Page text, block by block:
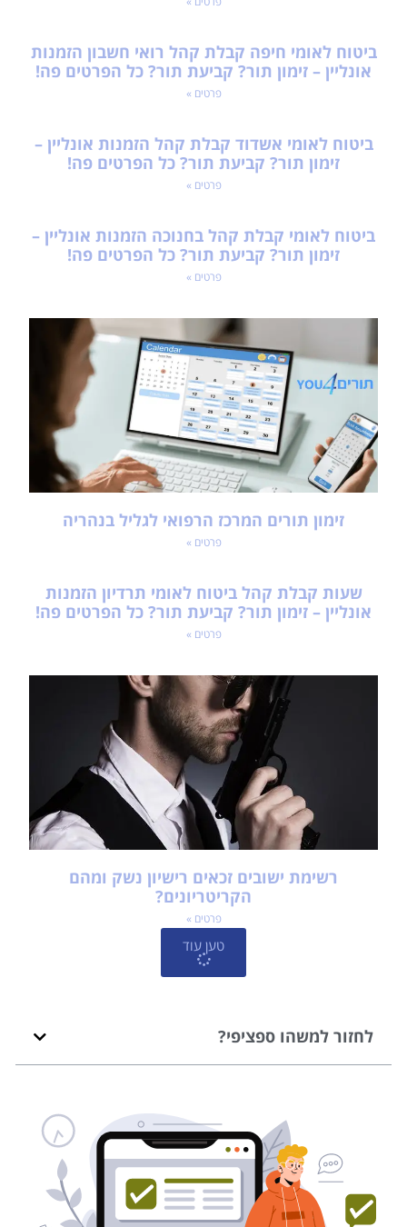
ביטוח לאומי חיפה קבלת קהל רואי חשבון הזמנות
אונליין – זימון תור? קביעת תור? כל הפרטים פה!
פרטים »
ביטוח לאומי אשדוד קבלת קהל הזמנות אונליין –
זימון תור? קביעת תור? כל הפרטים פה!
פרטים »
ביטוח לאומי קבלת קהל בחנוכה הזמנות אונליין –
זימון תור? קביעת תור? כל הפרטים פה!
פרטים »
זימון תורים המרכז הרפואי לגליל בנהריה
פרטים »
שעות קבלת קהל ביטוח לאומי תרדיון הזמנות
אונליין – זימון תור? קביעת תור? כל הפרטים פה!
פרטים »
רשימת ישובים זכאים רישיון נשק ומהם
הקריטריונים?
פרטים »
טען עוד
לחזור למשהו ספציפי?